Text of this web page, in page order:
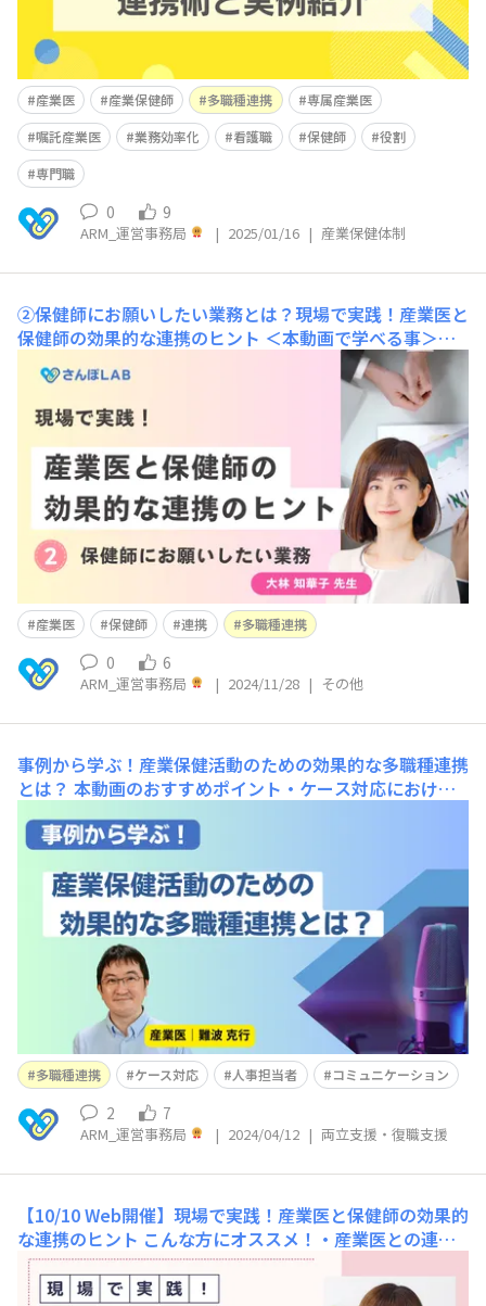
産業医 産業保健師 多職種連携
専属産業医
嘱託産業医
業務効率化 看護職 保健師
役割
専門職
0 9
ARM_運営事務局 | 2025/01/16 | 産業保健体制
②保健師にお願いしたい業務とは？現場で実践！産業医と
保健師の効果的な連携のヒント ＜本動画で学べる事＞産
業医から保健師にお願いしたい業務短い時間で産業医と効
果的に連携する方法 本動画は2024年10月10日（木）に大
林知華子先生にご講演いただいた『産業医と保健師の効果
的な連携のヒント』の内容をダイジェストにしたもので
す。短い時間で産業医と効果的に連携を進める方法を学ぶ
産業医 保健師 連携 多職種連携
0 6
ARM_運営事務局 | 2024/11/28 | その他
事例から学ぶ！産業保健活動のための効果的な多職種連携
とは？ 本動画のおすすめポイント・ケース対応における
工夫について・人事担当者をタイプ別に解説（なかなか動
いてくれない/根掘り葉掘り聞いてくる/フットワークが軽
すぎる/ケースを抱え込んでしまう）★アンケートの回答
期間は終了しました。eReworkにご興味のある方はサー
ビス紹介ページよりお問い合わせください★本
多職種連携 ケース対応 人事担当者 コミュニケーション
2 7
ARM_運営事務局 | 2024/04/12 | 両立支援・復職支援
【10/10 Web開催】現場で実践！産業医と保健師の効果的
な連携のヒント こんな方にオススメ！・産業医との連携
をよりスムーズにしたい方・短い時間で、産業医と効果的
に連携する方法について知りたい方・産業医から見た保健